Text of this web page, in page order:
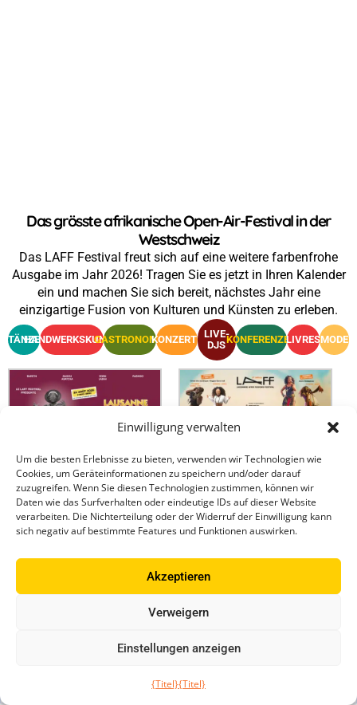
Einwilligung verwalten
Um die besten Erlebnisse zu bieten, verwenden wir Technologien wie
Cookies, um Geräteinformationen zu speichern und/oder darauf
zuzugreifen. Wenn Sie diesen Technologien zustimmen, können wir
Daten wie das Surfverhalten oder eindeutige IDs auf dieser Website
verarbeiten. Die Nichterteilung oder der Widerruf der Einwilligung kann
sich negativ auf bestimmte Features und Funktionen auswirken.
Akzeptieren
Verweigern
Einstellungen anzeigen
{Titel}{Titel}
Programm
Zum Kalender hinzufügen
Das grösste afrikanische Open-Air-Festival in der
Westschweiz
Das LAFF Festival freut sich auf eine weitere farbenfrohe
Ausgabe im Jahr 2026! Tragen Sie es jetzt in Ihren Kalender
ein und machen Sie sich bereit, nächstes Jahr eine
einzigartige Fusion von Kulturen und Künsten zu erleben.
TÄNZEHANDWERKSKUNSTGASTRONOMIEKONZERTE LIVE-
DJSKONFERENZENLIVRESMODE
Festivalprogramm
Scène MAMA Africa, Scène Mandela, Scène Sankara, Scène New Eden,
Théâtre de Verdure, Salle des Fêtes, Salle Paderewski et le Salon
DONNERSTAG
20 aôut
Freitag
21. August
SAMSTAG
SAMSTAG